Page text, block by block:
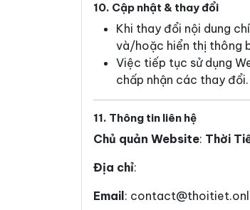
10. Cập nhật & thay đổi
Khi thay đổi nội dung
và/hoặc hiển thị thông
Việc tiếp tục sử dụng
chấp nhận các thay đổi.
11. Thông tin liên hệ
Chủ quản Website: Thời
Địa chỉ:
Email :